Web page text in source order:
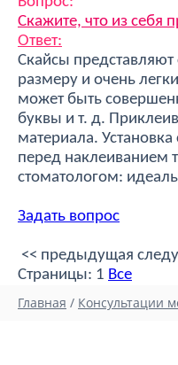
Скажите, что из себя
Ответ:
Скайсы
размеру и очень
может быть
буквы и т. д.
материала.
перед наклеиванием
стоматологом:
Задать вопрос
<< предыдущая
Страницы: 1 Все
Главная / Консультации